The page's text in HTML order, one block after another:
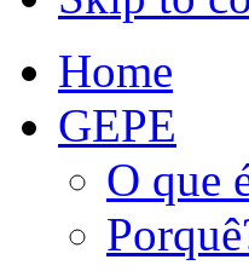
Home
GEPE
O que